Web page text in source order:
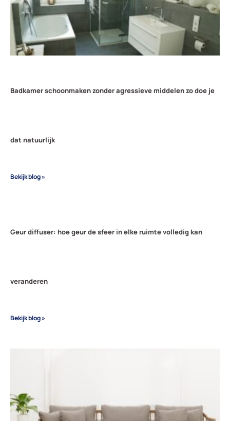
Badkamer schoonmaken zonder agressieve middelen zo doe je
dat natuurlijk
Bekijk blog »
Geur diffuser: hoe geur de sfeer in elke ruimte volledig kan
veranderen
Bekijk blog »